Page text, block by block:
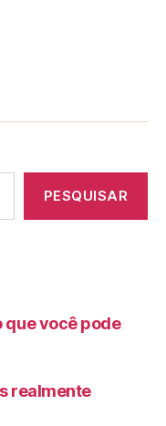
PESQUISAR
que você pode
realmente